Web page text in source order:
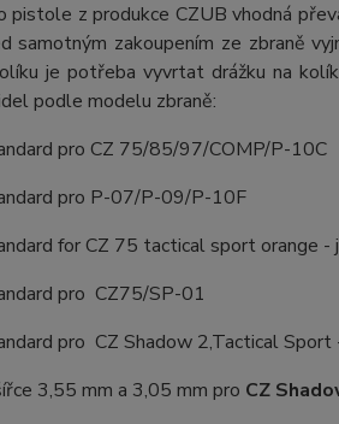
pistole z produkce CZUB vhodná
samotným zakoupením ze zbraně
je potřeba vyvrtat drážku na
podle modelu zbraně:
pro CZ 75/85/97/COMP/P-10C
pro P-07/P-09/P-10F
for CZ 75 tactical sport orange -
pro CZ75/SP-01
pro CZ Shadow 2,Tactical Sport
3,55 mm a 3,05 mm pro CZ